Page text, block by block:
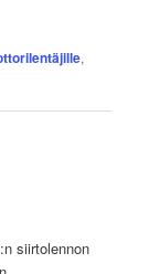
,
siirtolennon